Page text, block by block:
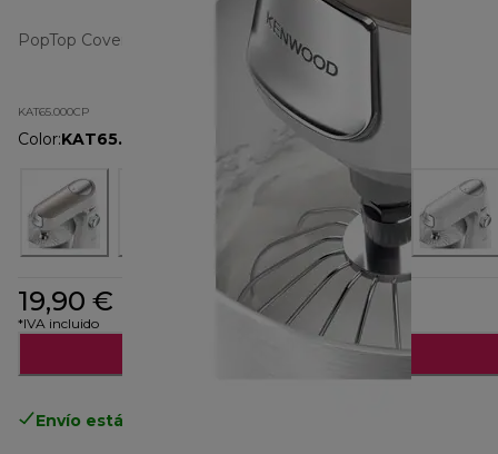
PopTop Cover
KAT65.000CP
Color:KAT65.000CP
19,90 €
*IVA incluido
Envío estándar gratuito